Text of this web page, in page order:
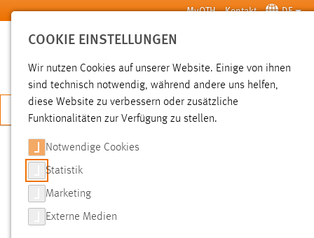
Zum Hauptinhalt springen MyOTH Kontakt DE
SUCHE
JETZT BEWERBEN
SUCHE
FILTER
COOKIE EINSTELLUNGEN
Wir nutzen Cookies auf unserer Website. Einige von ihnen
sind technisch notwendig, während andere uns helfen,
diese Website zu verbessern oder zusätzliche
Funktionalitäten zur Verfügung zu stellen.
Notwendige Cookies
Statistik
Marketing
Externe Medien